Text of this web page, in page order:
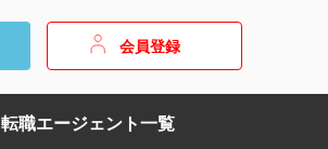
会員登録
転職エージェント一覧